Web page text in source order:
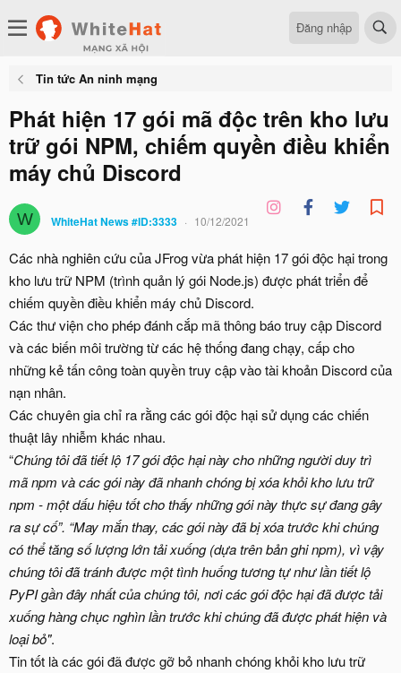
Đăng nhập
Tin tức An ninh mạng
Phát hiện 17 gói mã độc trên kho lưu
trữ gói NPM, chiếm quyền điều khiển
máy chủ Discord
W WhiteHat News #ID:3333 10/12/2021
Các nhà nghiên cứu của JFrog vừa phát hiện 17 gói độc hại trong
kho lưu trữ NPM (trình quản lý gói Node.js) được phát triển để
chiếm quyền điều khiển máy chủ Discord.
Các thư viện cho phép đánh cắp mã thông báo truy cập Discord
và các biến môi trường từ các hệ thống đang chạy, cấp cho
những kẻ tấn công toàn quyền truy cập vào tài khoản Discord của
nạn nhân.
Các chuyên gia chỉ ra rằng các gói độc hại sử dụng các chiến
thuật lây nhiễm khác nhau.
“Chúng tôi đã tiết lộ 17 gói độc hại này cho những người duy trì
mã npm và các gói này đã nhanh chóng bị xóa khỏi kho lưu trữ
npm - một dấu hiệu tốt cho thấy những gói này thực sự đang gây
ra sự cố”. “May mắn thay, các gói này đã bị xóa trước khi chúng
có thể tăng số lượng lớn tải xuống (dựa trên bản ghi npm), vì vậy
chúng tôi đã tránh được một tình huống tương tự như lần tiết lộ
PyPI gần đây nhất của chúng tôi, nơi các gói độc hại đã được tải
xuống hàng chục nghìn lần trước khi chúng đã được phát hiện và
loại bỏ".
Tin tốt là các gói đã được gỡ bỏ nhanh chóng khỏi kho lưu trữ